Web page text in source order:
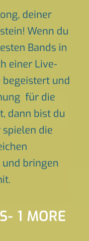
deiner
Wenn du
Bands in
einer Live-
begeistert und
für die
dann bist du
die
und bringen
1 MORE